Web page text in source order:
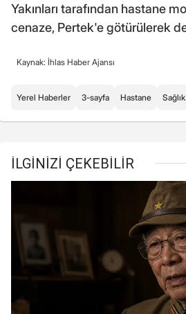
Yakınları tarafından hastane
cenaze, Pertek'e götürülerek
Kaynak: İhlas Haber Ajansı
Yerel Haberler 3-sayfa Hastane Sağlık